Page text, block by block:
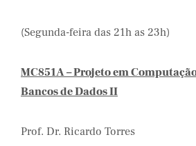
(Segunda-feira das 21h as 23h)
MC851A – Projeto em
Bancos de Dados II
Prof. Dr. Ricardo Torres